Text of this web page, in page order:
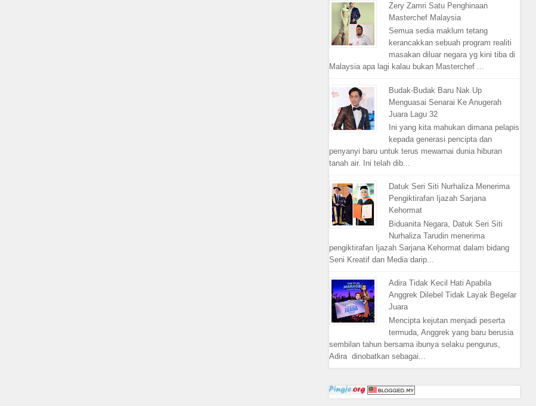
Zery Zamri Satu Penghinaan
Masterchef Malaysia
Semua sedia maklum tetang
kerancakkan sebuah program realiti
masakan diluar negara yg kini tiba di
Malaysia apa lagi kalau bukan Masterchef ...
Budak-Budak Baru Nak Up
Menguasai Senarai Ke Anugerah
Juara Lagu 32
Ini yang kita mahukan dimana pelapis
kepada generasi pencipta dan
penyanyi baru untuk terus mewarnai dunia hiburan
tanah air. Ini telah dib...
Datuk Seri Siti Nurhaliza Menerima
Pengiktirafan Ijazah Sarjana
Kehormat
Biduanita Negara, Datuk Seri Siti
Nurhaliza Tarudin menerima
pengiktirafan Ijazah Sarjana Kehormat dalam bidang
Seni Kreatif dan Media darip...
Adira Tidak Kecil Hati Apabila
Anggrek Dilebel Tidak Layak Begelar
Juara
Mencipta kejutan menjadi peserta
termuda, Anggrek yang baru berusia
sembilan tahun bersama ibunya selaku pengurus,
Adira dinobatkan sebagai...